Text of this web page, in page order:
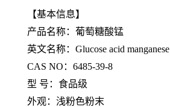
【基本信息】
产品名称：葡萄糖酸锰
英文名称：Glucose acid manganese
CAS NO：6485-39-8
型 号：食品级
外观：浅粉色粉末